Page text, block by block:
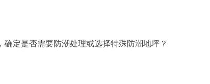
定是否需要防潮处理或选择特殊防潮地坪？